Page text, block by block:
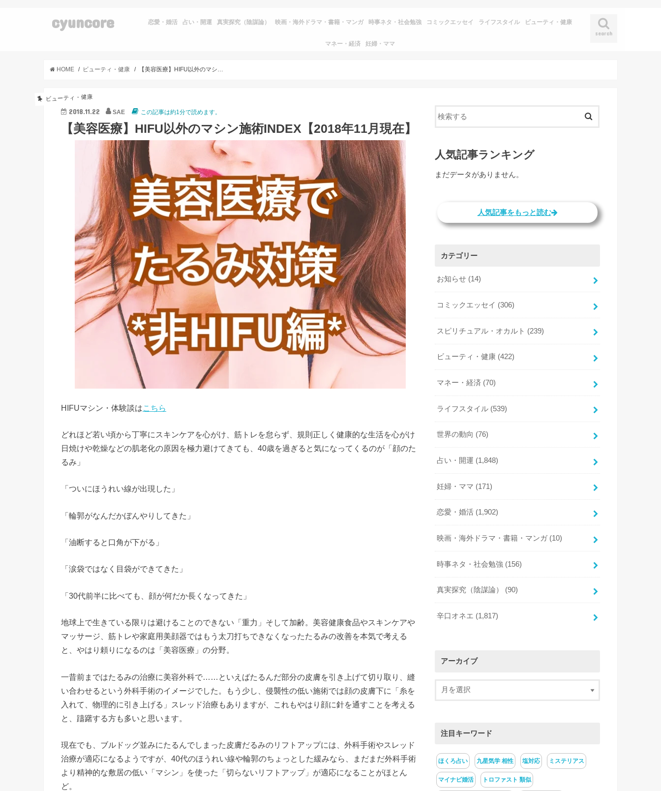
cyuncore
search
恋愛・婚活 占い・開運 真実探究（陰謀論） 映画・海外ドラマ・書籍・マンガ 時事ネタ・社会勉強 コミックエッセイ ライフスタイル ビューティ・健康
マネー・経済 妊婦・ママ
HOME ビューティ・健康
ビューティ・健康
2018.11.22 SAE この記事は約1分で読めます。
【美容医療】HIFU以外のマシン施術INDEX【2018年11月現在】
HIFUマシン・体験談はこちら
どれほど若い頃から丁寧にスキンケアを心がけ、筋トレを怠らず、規則正しく健康的な生活を心がけ
日焼けや乾燥などの肌老化の原因を極力避けてきても、40歳を過ぎると気になってくるのが「顔のた
るみ」
「ついにほうれい線が出現した」
「輪郭がなんだかぼんやりしてきた」
「油断すると口角が下がる」
「涙袋ではなく目袋ができてきた」
「30代前半に比べても、顔が何だか長くなってきた」
地球上で生きている限りは避けることのできない「重力」そして加齢。美容健康食品やスキンケアや
マッサージ、筋トレや家庭用美顔器ではもう太刀打ちできなくなったたるみの改善を本気で考える
と、やはり頼りになるのは「美容医療」の分野。
一昔前まではたるみの治療に美容外科で……といえばたるんだ部分の皮膚を引き上げて切り取り、縫
い合わせるという外科手術のイメージでした。もう少し、侵襲性の低い施術では顔の皮膚下に「糸を
入れて、物理的に引き上げる」スレッド治療もありますが、これもやはり顔に針を通すことを考える
と、躊躇する方も多いと思います。
現在でも、ブルドッグ並みにたるんでしまった皮膚だるみのリフトアップには、外科手術やスレッド
治療が適応になるようですが、40代のほうれい線や輪郭のちょっとした緩みなら、まだまだ外科手術
より精神的な敷居の低い「マシン」を使った「切らないリフトアップ」が適応になることがほとん
ど。
人気記事ランキング
まだデータがありません。
人気記事をもっと読む
カテゴリー
お知らせ (14)
コミックエッセイ (306)
スピリチュアル・オカルト (239)
ビューティ・健康 (422)
マネー・経済 (70)
ライフスタイル (539)
世界の動向 (76)
占い・開運 (1,848)
妊婦・ママ (171)
恋愛・婚活 (1,902)
映画・海外ドラマ・書籍・マンガ (10)
時事ネタ・社会勉強 (156)
真実探究（陰謀論） (90)
辛口オネエ (1,817)
アーカイブ
注目キーワード
ほくろ占い 九星気学 相性 塩対応 ミステリアス
マイナビ婚活 トロファスト 類似